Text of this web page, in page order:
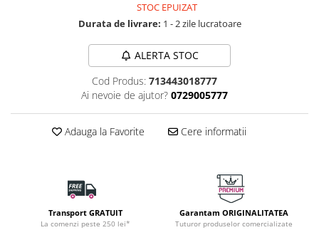
STOC EPUIZAT
Durata de livrare: 1 - 2 zile lucratoare
ALERTA STOC
Cod Produs: 713443018777
Ai nevoie de ajutor? 0729005777
Adauga la Favorite Cere informatii
Transport GRATUIT
La comenzi peste 250 lei*
Garantam ORIGINALITATEA
Tuturor produselor comercializate